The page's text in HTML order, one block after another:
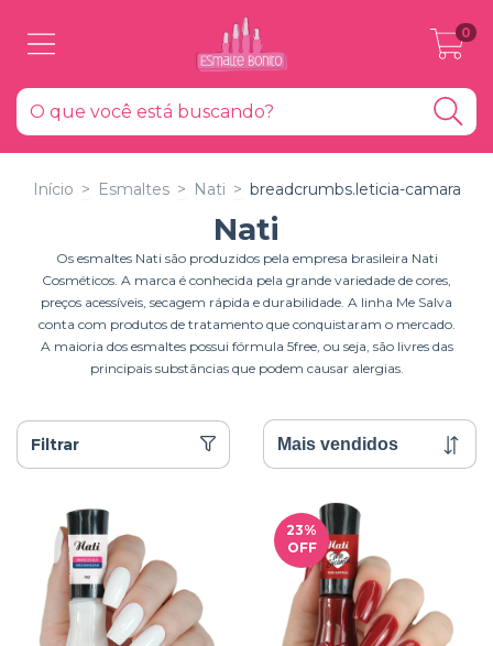
0
Início > Esmaltes > Nati > breadcrumbs.leticia-camara
Nati
Os esmaltes Nati são produzidos pela empresa brasileira Nati
Cosméticos. A marca é conhecida pela grande variedade de cores,
preços acessíveis, secagem rápida e durabilidade. A linha Me Salva
conta com produtos de tratamento que conquistaram o mercado.
A maioria dos esmaltes possui fórmula 5free, ou seja, são livres das
principais substâncias que podem causar alergias.
Filtrar
23%
OFF